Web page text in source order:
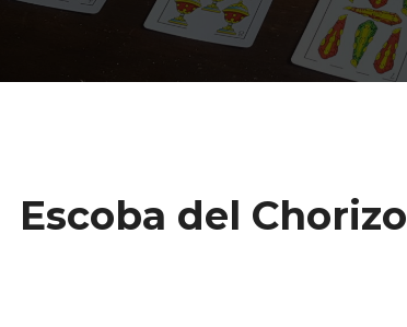
Escoba del Chorizo